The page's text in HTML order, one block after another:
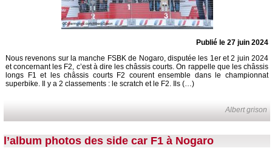
Publié le 27 juin 2024
Nous revenons sur la manche FSBK de Nogaro, disputée les 1er et 2 juin 2024
et concernant les F2, c’est à dire les châssis courts. On rappelle que les châssis
longs F1 et les châssis courts F2 courent ensemble dans le championnat
superbike. Il y a 2 classements : le scratch et le F2. Ils (…)
Albert grison
l’album photos des side car F1 à Nogaro